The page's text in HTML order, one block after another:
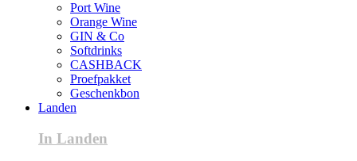
Port Wine
Orange Wine
GIN & Co
Softdrinks
CASHBACK
Proefpakket
Geschenkbon
Landen
In Landen